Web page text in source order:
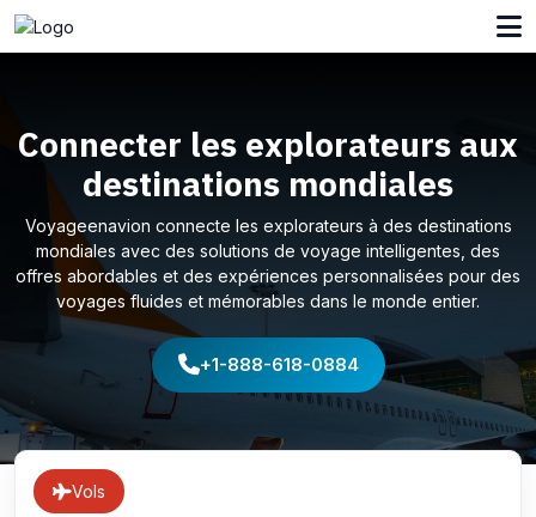
Connecter les explorateurs aux
destinations mondiales
Voyageenavion connecte les explorateurs à des destinations
mondiales avec des solutions de voyage intelligentes, des
offres abordables et des expériences personnalisées pour des
voyages fluides et mémorables dans le monde entier.
+1-888-618-0884
Vols